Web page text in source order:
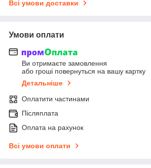
Всі умови доставки
Умови оплати
Ви отримаєте замовлення
або гроші повернуться на вашу картку
Детальніше
Оплатити частинами
Післяплата
Оплата на рахунок
Всі умови оплати